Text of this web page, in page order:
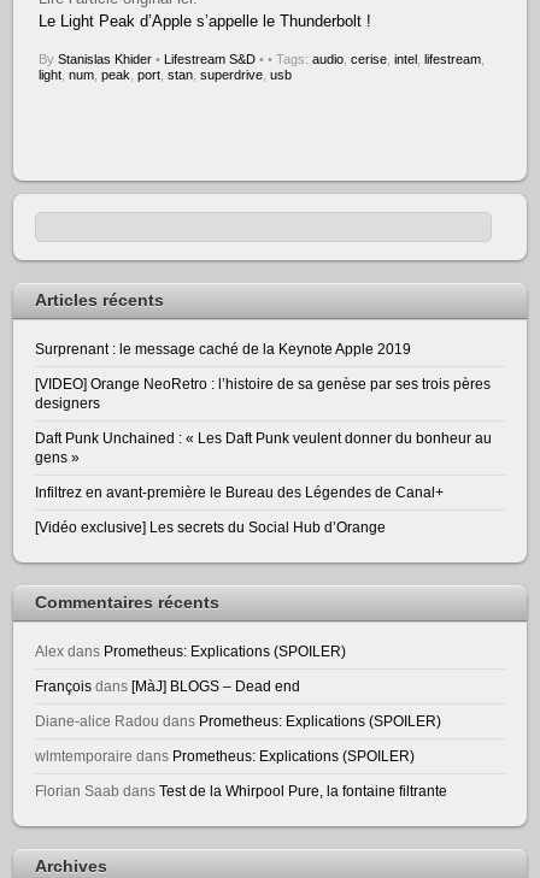
Le Light Peak d’Apple s’appelle le Thunderbolt !
ByStanislas Khider • Lifestream S&D • • Tags:audio ,cerise ,intel ,lifestream
light ,num ,peak ,port ,stan ,superdrive ,usb
Articles récents
Surprenant : le message caché de la Keynote Apple 2019
[VIDEO] Orange NeoRetro : l’histoire de sa genèse par ses trois pères
designers
Daft Punk Unchained : « Les Daft Punk veulent donner du bonheur au
gens »
Infiltrez en avant-première le Bureau des Légendes de Canal+
[Vidéo exclusive] Les secrets du Social Hub d’Orange
Commentaires récents
Alex dans Prometheus: Explications (SPOILER)
François dans [MàJ] BLOGS – Dead end
Diane-alice Radou dans Prometheus: Explications (SPOILER)
wlmtemporaire dans Prometheus: Explications (SPOILER)
Florian Saab dansTest de la Whirpool Pure, la fontaine filtrante
Archives